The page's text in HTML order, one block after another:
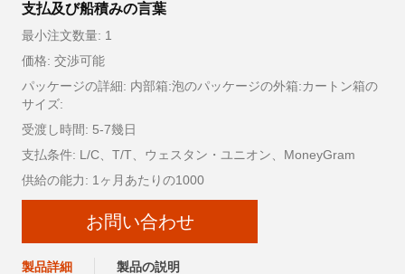
支払及び船積みの言葉
最小注文数量: 1
価格: 交渉可能
パッケージの詳細: 内部箱:泡のパッケージの外箱:カートン箱の
サイズ:
受渡し時間: 5-7幾日
支払条件: L/C、T/T、ウェスタン・ユニオン、MoneyGram
供給の能力: 1ヶ月あたりの1000
お問い合わせ
製品詳細 製品の説明